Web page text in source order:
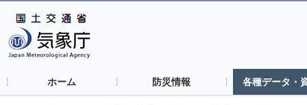
ホーム 防災情報 各種データ・